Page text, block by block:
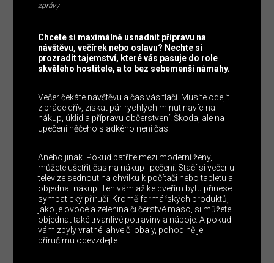
zprávy
Chcete si maximálně usnadnit přípravu na
návštěvu, večírek nebo oslavu? Nechte si
prozradit tajemství, které vás pasuje do role
skvělého hostitele, a to bez sebemenší námahy.
Večer čekáte návštěvu a čas vás tlačí. Musíte odejít
z práce dřív, získat pár rychlých minut navíc na
nákup, úklid a přípravu občerstvení. Škoda, ale na
upečení něčeho sladkého není čas.
Anebo jinak. Pokud patříte mezi moderní ženy,
můžete ušetřit čas na nákup i pečení. Stačí si večer u
televize sednout na chvilku k počítači nebo tabletu a
objednat nákup. Ten vám až ke dveřím bytu přinese
sympatický příručí. Kromě farmářských produktů,
jako je ovoce a zelenina či čerstvé maso, si můžete
objednat také trvanlivé potraviny a nápoje. A pokud
vám zbyly vratné lahve či obaly, pohodlně je
příručímu odevzdejte.